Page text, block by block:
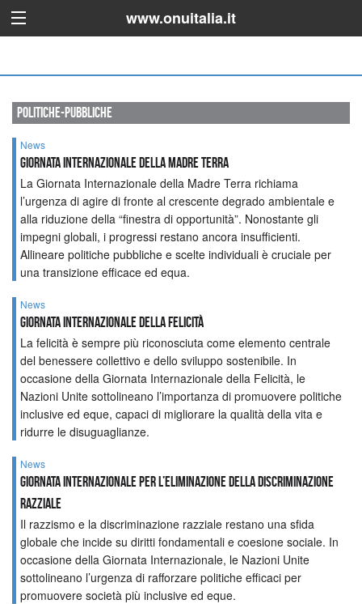
www.onuitalia.it
politiche-pubbliche
News
GIORNATA INTERNAZIONALE DELLA MADRE TERRA
La Giornata Internazionale della Madre Terra richiama
l’urgenza di agire di fronte al crescente degrado ambientale e
alla riduzione della “finestra di opportunità”. Nonostante gli
impegni globali, i progressi restano ancora insufficienti.
Allineare politiche pubbliche e scelte individuali è cruciale per
una transizione efficace ed equa.
News
GIORNATA INTERNAZIONALE DELLA FELICITÀ
La felicità è sempre più riconosciuta come elemento centrale
del benessere collettivo e dello sviluppo sostenibile. In
occasione della Giornata Internazionale della Felicità, le
Nazioni Unite sottolineano l’importanza di promuovere politiche
inclusive ed eque, capaci di migliorare la qualità della vita e
ridurre le disuguaglianze.
News
GIORNATA INTERNAZIONALE PER L’ELIMINAZIONE DELLA DISCRIMINAZIONE
RAZZIALE
Il razzismo e la discriminazione razziale restano una sfida
globale che incide su diritti fondamentali e coesione sociale. In
occasione della Giornata Internazionale, le Nazioni Unite
sottolineano l’urgenza di rafforzare politiche efficaci per
promuovere società più inclusive ed eque.